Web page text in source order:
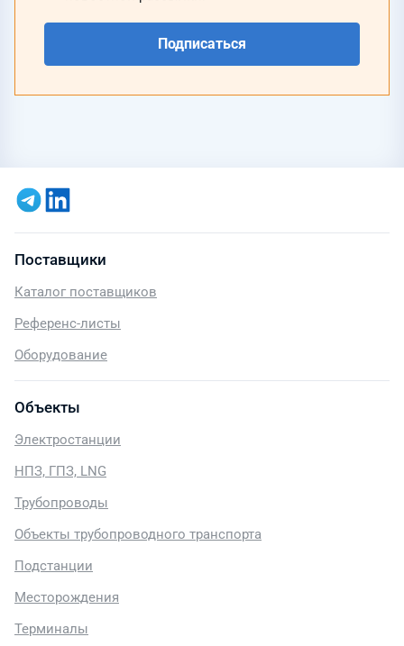
Подписаться
Поставщики
Каталог поставщиков
Референс-листы
Оборудование
Объекты
Электростанции
НПЗ, ГПЗ, LNG
Трубопроводы
Объекты трубопроводного транспорта
Подстанции
Месторождения
Терминалы